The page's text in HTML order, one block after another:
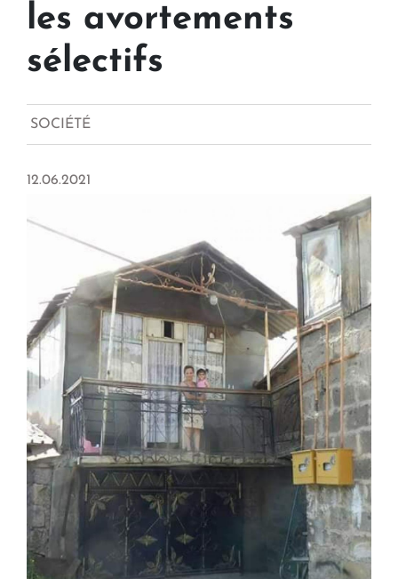
les avortements
sélectifs
SOCIÉTÉ
12.06.2021